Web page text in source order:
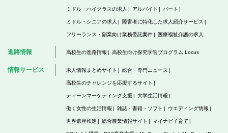
ミドル・ハイクラスの求人 アルバイト パート
ミドル・シニアの求人 障害者に特化した求人紹介サービス
フリーランス・副業向け業務委託案件 医療福祉介護の求人
進路情報 高校生の進路情報 高校生向け探究学習プログラム Locus
情報サービス 求人情報まとめサイト 総合・専門ニュース
高校生のチャレンジを応援するサイト
ティーンマーケティング支援 大学生活情報
働く女性の生活情報 雑誌・書籍・ソフト ウエディング情報
世界遺産検定 総合農業情報サイト マイナビ子育て